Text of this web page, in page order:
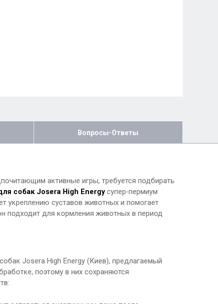
Вопросы-Ответы
активные игры, требуется подбирать
собак Josera High Energyсупер-пермиум
укреплению суставов животных и помогает
подходит для кормления животных в период
Josera High Energy (Киев), предлагаемый
поэтому в них сохраняются